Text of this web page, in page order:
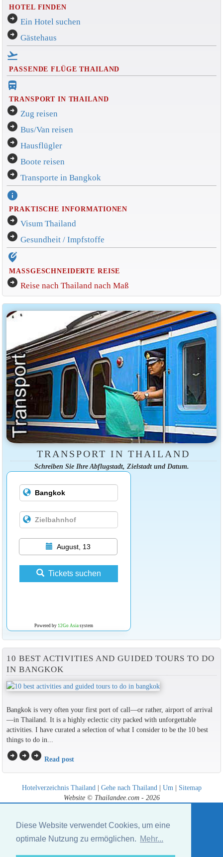
Diese Website verwendet Cookies, um eine
optimale Nutzung zu ermöglichen. Mehr...
HOTEL FINDEN
arrow_circle_right Ein Hotel suchen
arrow_circle_right Gästehaus
flight_takeoff
PASSENDE FLÜGE THAILAND
directions_bus_filled
TRANSPORT IN THAILAND
arrow_circle_right Zug reisen
arrow_circle_right Bus/Van reisen
arrow_circle_right Hausflügler
arrow_circle_right Boote reisen
arrow_circle_right Transporte in Bangkok
info
PRAKTISCHE INFORMATIONEN
arrow_circle_right Visum Thailand
arrow_circle_right Gesundheit / Impfstoffe
edit_location_alt
MASSGESCHNEIDERTE REISE
arrow_circle_right Reise nach Thailand nach Maß
TRANSPORT IN THAILAND
Schreiben Sie Ihre Abflugstadt, Zielstadt und Datum.
August, 13
Tickets suchen
Powered by 12Go Asiasystem
10 BEST ACTIVITIES AND GUIDED TOURS TO DO
IN BANGKOK
Bangkok is very often your first port of call—or rather, airport of arrival
—in Thailand. It is a highly eclectic city packed with unforgettable
activities. I have curated a selection of what I consider to be the 10 best
things to do in...
arrow_circle_rightarrow_circle_rightarrow_circle_right Read post
Hotelverzeichnis Thailand | Gehe nach Thailand | Um | Sitemap
Website © Thailandee.com - 2026